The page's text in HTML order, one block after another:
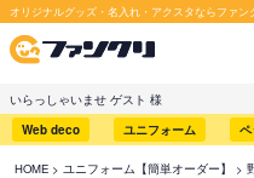
オリジナルグッズ・名入れ・アクスタならファン
いらっしゃいませ ゲスト 様
Web deco
ユニフォーム
HOME ユニフォーム【簡単オーダー】